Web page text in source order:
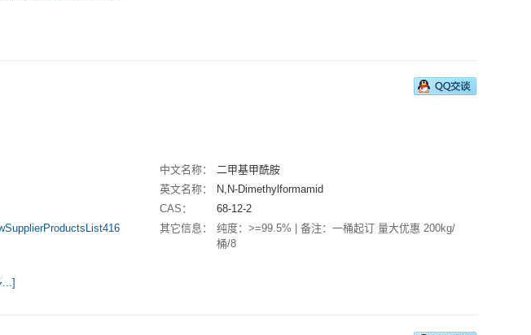
...]
中文名称：
二甲基甲酰胺
英文名称：
N,N-Dimethylformamid
CAS：
68-12-2
其它信息：
纯度：>=99.5% | 备注：一桶起订 量大优惠 200kg/
桶/8